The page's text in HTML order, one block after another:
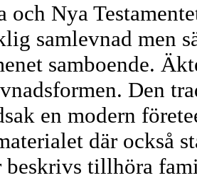
och Nya
samlevnad men
samboende.
Den
en modern
där också
beskrivs tillhöra